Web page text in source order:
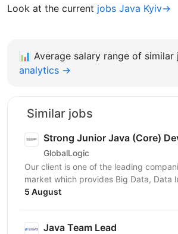
Look at the current jobs Java Kyiv→
📊 Average salary range of similar
analytics →
Similar jobs
Strong Junior Java (Core)
GlobalLogic
Our client is one of the leading
market which provides Big Data, Data
Preparation and Enterprise Application
5 August
Java Team Lead